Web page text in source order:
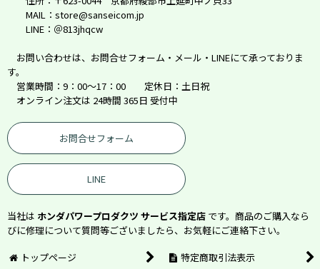
MAIL：store@sanseicom.jp
LINE：＠813jhqcw
お問い合わせは、お問合せフォーム・メール・LINEにて承っておりま
す。
営業時間：9：00～17：00 定休日：土日祝
オンライン注文は 24時間 365日 受付中
お問合せフォーム
LINE
当社は ホンダパワープロダクツ サービス指定店 です。商品のご購入なら
びに修理について質問等ございましたら、お気軽にご連絡下さい。
トップページ
特定商取引法表示